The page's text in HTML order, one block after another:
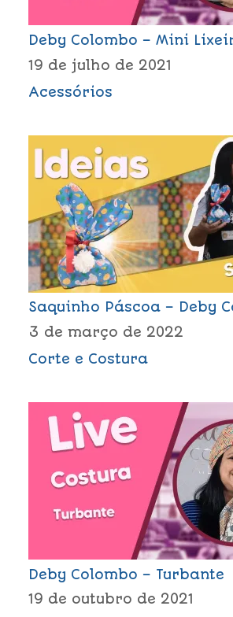
Deby Colombo – Mini
19 de julho de 2021
Acessórios
Saquinho Páscoa – Deby
3 de março de 2022
Corte e Costura
Deby Colombo – Turbante
19 de outubro de 2021